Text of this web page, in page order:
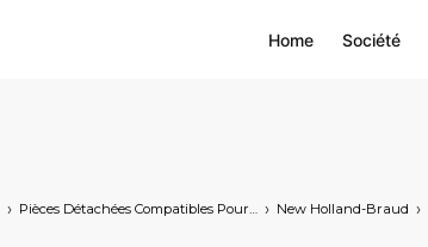
Home Société
Pièces Détachées Compatibles Pour Machines À Vendanger Des Marques Suivantes New Holland-Braud